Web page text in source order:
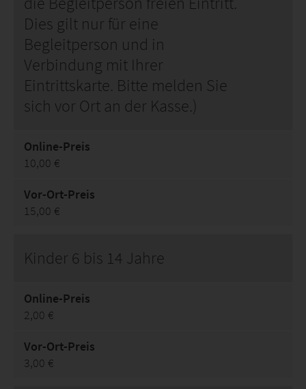
Dies gilt nur für eine
Begleitperson und in
Verbindung mit Ihrer
Eintrittskarte. Bitte melden Sie
sich vor Ort an der Kasse.)
Online-Preis
10,00 €
Vor-Ort-Preis
15,00 €
Kinder 6 bis 14 Jahre
Online-Preis
2,00 €
Vor-Ort-Preis
3,00 €